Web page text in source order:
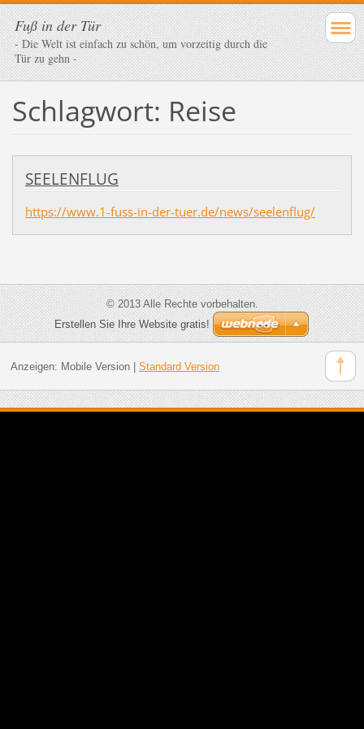
Fuß in der Tür
- Die Welt ist einfach zu schön, um vorzeitig durch die
Tür zu gehn -
Schlagwort: Reise
SEELENFLUG
https://www.1-fuss-in-der-tuer.de/news/seelenflug/
© 2013 Alle Rechte vorbehalten.
Erstellen Sie Ihre Website gratis!
Anzeigen: Mobile Version| Standard Version